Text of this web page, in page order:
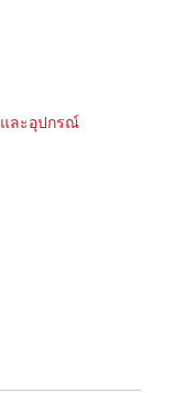
ละอุปกรณ์